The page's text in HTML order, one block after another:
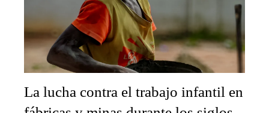
La lucha contra el trabajo infantil en